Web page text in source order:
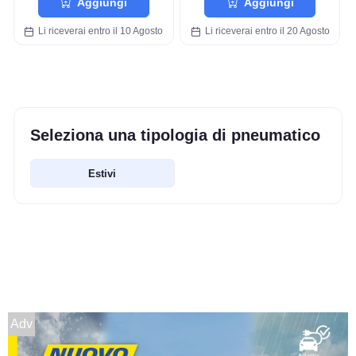
Aggiungi
Li riceverai entro il 10 Agosto
Aggiungi
Li riceverai entro il 20 Agosto
Seleziona una tipologia di pneumatico
Estivi
Adv